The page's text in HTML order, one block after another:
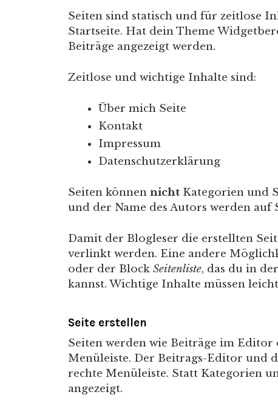
Seiten sind statisch und für zeitlose
Startseite. Hat dein Theme
Beiträge angezeigt werden.
Zeitlose und wichtige Inhalte sind:
Über mich Seite
Kontakt
Impressum
Datenschutzerklärung
Seiten können nicht Kategorien und
und der Name des Autors werden
Damit der Blogleser die erstellten
verlinkt werden. Eine andere
oder der Block Seitenliste, das du in
kannst. Wichtige Inhalte müssen
Seite erstellen
Seiten werden wie Beiträge im
Menüleiste. Der Beitrags-Editor und
rechte Menüleiste. Statt Kategorien
angezeigt.